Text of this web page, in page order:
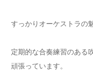
すっかりオーケストラの
定期的な合奏練習のある
頑張っています。